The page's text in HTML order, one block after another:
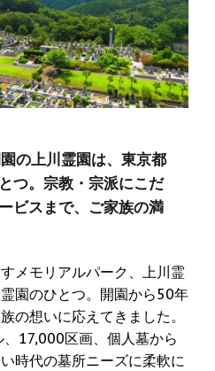
の上川霊園は、東京都
つ。宗教・宗派にこだ
ビスまで、ご家族の満
メモリアルパーク、上川霊
園のひとつ。開園から50年
の想いに応えてきました。
17,000区画、個人墓から
時代の墓所ニーズに柔軟に